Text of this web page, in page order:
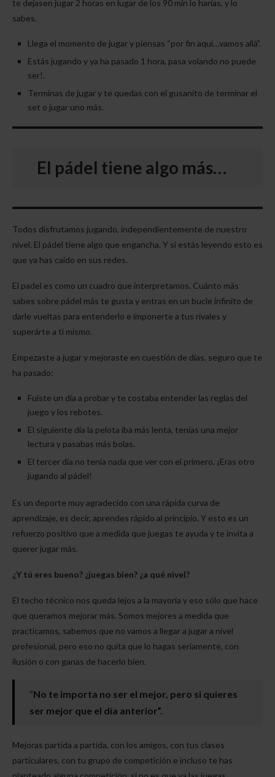
te dejasen jugar 2 horas en lugar de los 90 min lo harías, y lo
sabes.
Llega el momento de jugar y piensas “por fin aquí…vamos allá”.
Estás jugando y ya ha pasado 1 hora, pasa volando no puede
ser!.
Terminas de jugar y te quedas con el gusanito de terminar el
set o jugar uno más.
El pádel tiene algo más…
Todos disfrutamos jugando, independientemente de nuestro
nivel. El pádel tiene algo que engancha. Y si estás leyendo esto es
que ya has caído en sus redes.
El padel es como un cuadro que interpretamos. Cuánto más
sabes sobre pádel más te gusta y entras en un bucle infinito de
darle vueltas para entenderlo e imponerte a tus rivales y
superárte a ti mismo.
Empezaste a jugar y mejoraste en cuestión de días, seguro que te
ha pasado:
Fuiste un día a probar y te costaba entender las reglas del
juego y los rebotes.
El siguiente día la pelota iba más lenta, tenías una mejor
lectura y pasabas más bolas.
El tercer día no tenía nada que ver con el primero. ¡Eras otro
jugando al pádel!
Es un deporte muy agradecido con una rápida curva de
aprendizaje, es decir, aprendes rápido al principio. Y esto es un
refuerzo positivo que a medida que juegas te ayuda y te invita a
querer jugar más.
¿Y tú eres bueno? ¿juegas bien? ¿a qué nivel?
El techo técnico nos queda lejos a la mayoría y eso sólo que hace
que queramos mejorar más. Somos mejores a medida que
practicamos, sabemos que no vamos a llegar a jugar a nivel
profesional, pero eso no quita que lo hagas seriamente, con
ilusión o con ganas de hacerlo bien.
“No te importa no ser el mejor, pero si quieres
ser mejor que el día anterior”.
Mejoras partida a partida, con los amigos, con tus clases
particulares, con tu grupo de competición e incluso te has